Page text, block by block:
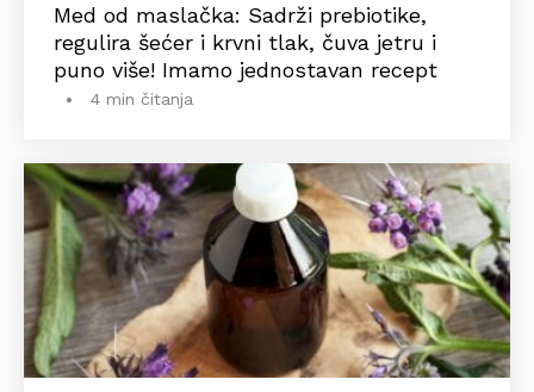
Med od maslačka: Sadrži prebiotike,
regulira šećer i krvni tlak, čuva jetru i
puno više! Imamo jednostavan recept
4 min čitanja